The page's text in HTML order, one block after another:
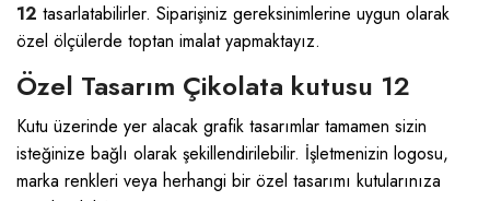
12 tasarlatabilirler. Siparişiniz gereksinimlerine uygun olarak
özel ölçülerde toptan imalat yapmaktayız.
Özel Tasarım Çikolata kutusu 12
Kutu üzerinde yer alacak grafik tasarımlar tamamen sizin
isteğinize bağlı olarak şekillendirilebilir. İşletmenizin logosu,
marka renkleri veya herhangi bir özel tasarımı kutularınıza